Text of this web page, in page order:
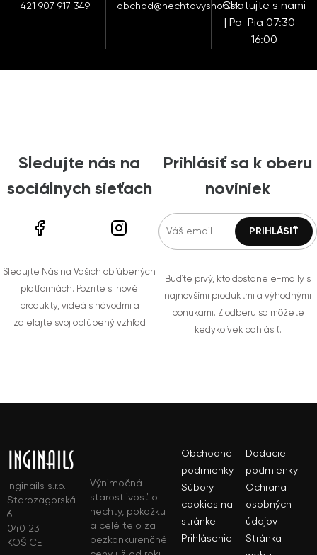
+421 907 917 349 obchod@nechtovyshop.skChatujte s nami
| Po-Pia 07:30 -
16:00
Sledujte nás na
sociálnych sieťach
Sledujte Nás na Vašich obľúbených
platformách. Pozrite si nové
produkty, videá s návodmi a
zdieľajte svoj obľúbený vzhľad
Prihlásiť sa k oberu
noviniek
Buďte prvý, kto dostane e-maily s
najnovšími produktmi a výhodnými
ponukami. Z odberu sa môžete
kedykoľvek odhlásiť.
Inginails s.r.o.
Starozagorská
6
040 23
KOŠICE
Výnimočná
starostlivosť o
nechty, pokožku
a celé telo za
bezkonkurenčné
Obchodné
podmienky
Dodacie
podmienky
Súbory
cookies na
stránke
Ochrana
osobných
údajov
Prihlásenie
Stránka